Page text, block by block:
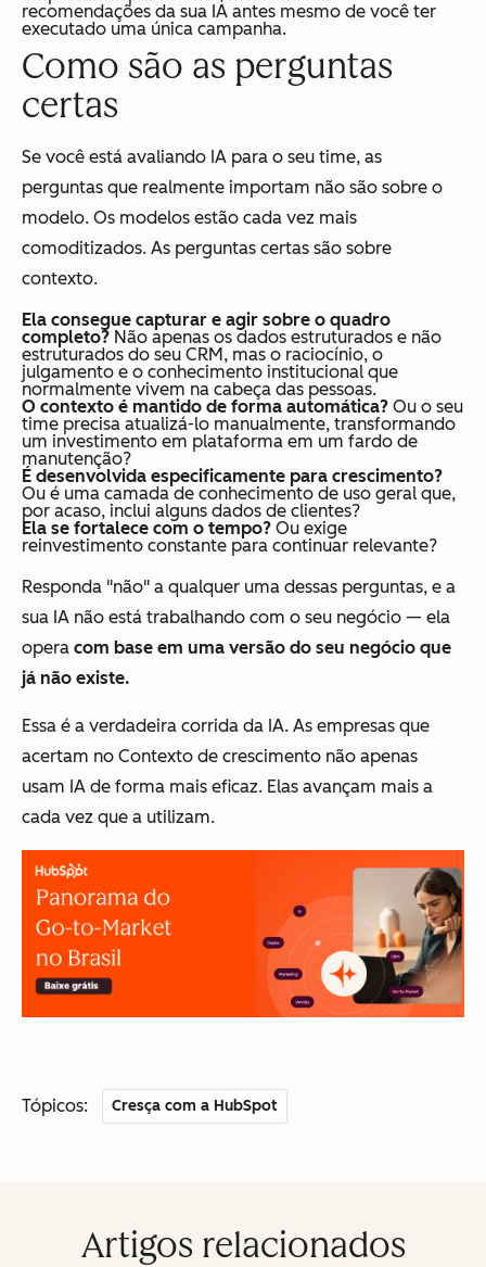
recomendações da sua IA antes mesmo de você ter
executado uma única campanha.
Como são as perguntas
certas
Se você está avaliando IA para o seu time, as
perguntas que realmente importam não são sobre o
modelo. Os modelos estão cada vez mais
comoditizados. As perguntas certas são sobre
contexto.
Ela consegue capturar e agir sobre o quadro
completo? Não apenas os dados estruturados e não
estruturados do seu CRM, mas o raciocínio, o
julgamento e o conhecimento institucional que
normalmente vivem na cabeça das pessoas.
O contexto é mantido de forma automática? Ou o seu
time precisa atualizá-lo manualmente, transformando
um investimento em plataforma em um fardo de
manutenção?
É desenvolvida especificamente para crescimento?
Ou é uma camada de conhecimento de uso geral que,
por acaso, inclui alguns dados de clientes?
Ela se fortalece com o tempo? Ou exige
reinvestimento constante para continuar relevante?
Responda "não" a qualquer uma dessas perguntas, e a
sua IA não está trabalhando com o seu negócio — ela
opera com base em uma versão do seu negócio que
já não existe.
Essa é a verdadeira corrida da IA. As empresas que
acertam no Contexto de crescimento não apenas
usam IA de forma mais eficaz. Elas avançam mais a
cada vez que a utilizam.
Tópicos: Cresça com a HubSpot
Artigos relacionados